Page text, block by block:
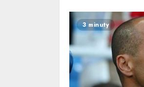
3 minuty